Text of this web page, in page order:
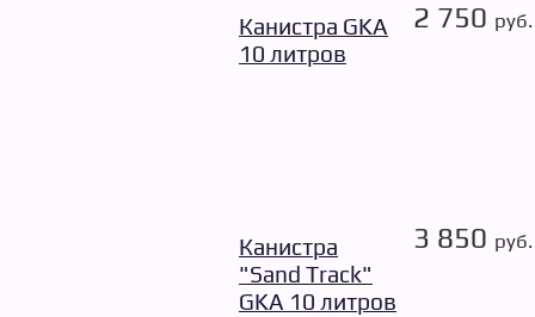
Канистра GKA
10 литров
2 750 руб.
Канистра
"Sand Track"
GKA 10 литров
3 850 руб.